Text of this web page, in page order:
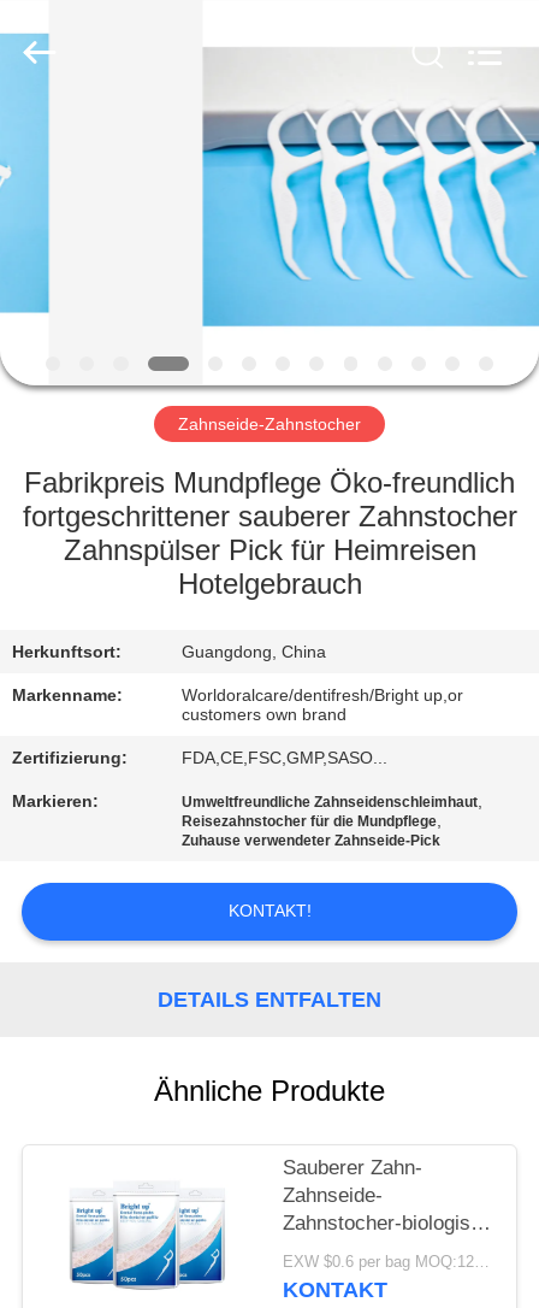
ÜBER
UNS
FABRIK-
AUSFLUG
QUALITÄTSKONTROLLE
TRETEN
SIE
IN
FORDERN
DATENSCHUTZ-
BESTIMMUNGEN
CARE
CENTER.
Zahnseide-Zahnstocher
Fabrikpreis Mundpflege Öko-freundlich
fortgeschrittener sauberer Zahnstocher
Zahnspülser Pick für Heimreisen
Hotelgebrauch
Herkunftsort: Guangdong, China
Markenname:
Worldoralcare/dentifresh/Bright up,or
customers own brand
Zertifizierung: FDA,CE,FSC,GMP,SASO...
Markieren: Umweltfreundliche Zahnseidenschleimhaut,
Reisezahnstocher für die Mundpflege,
Zuhause verwendeter Zahnseide-Pick
KONTAKT!
DETAILS ENTFALTEN
Ähnliche Produkte
Sauberer Zahn-
Zahnseide-
Zahnstocher-biologisch
abbaubares
Glasschlacken-
EXW $0.6 per bag MOQ:12000bags
KONTAKT